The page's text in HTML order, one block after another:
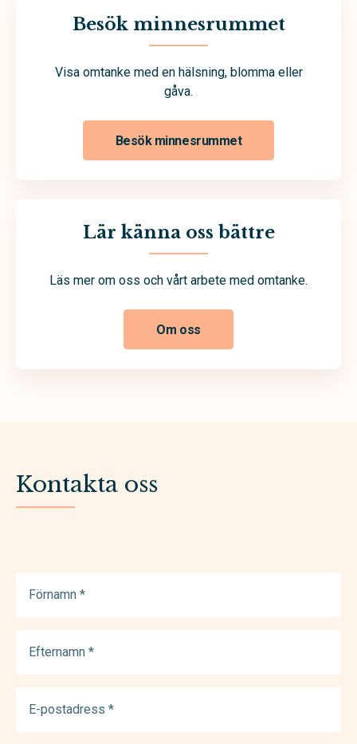
Besök minnesrummet
Visa omtanke med en hälsning, blomma eller
gåva.
Besök minnesrummet
Lär känna oss bättre
Läs mer om oss och vårt arbete med omtanke.
Om oss
Kontakta oss
(Required)
(Required)
postadress